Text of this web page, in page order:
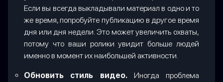
Если вы всегда выкладывали материал в одно и то
же время, попробуйте публикацию в другое время
дня или дня недели. Это может увеличить охваты,
потому что ваши ролики увидит больше людей
именно в момент их наибольшей активности.
Обновить стиль видео.Иногда проблема